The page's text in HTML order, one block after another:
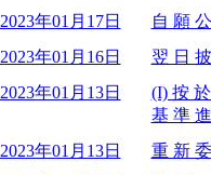
2023年01月17日
自 願
2023年01月16日
翌 日
2023年01月13日
(I) 按
基 準
2023年01月13日
重 新